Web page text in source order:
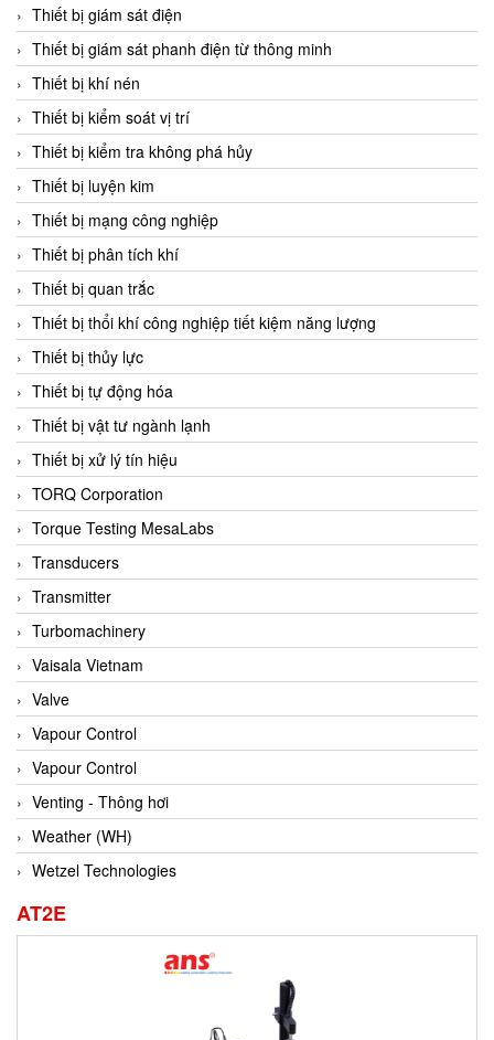
Chromalox
ChuanYi
CIC
Clage
Clake Fololo
Clark Cooper
CMC Ventilazione
Coax Valves Inc
Codel
Cofimco
Coltraco
Comat Releco
Comax
COMETECH VietNam
COMFILE Technology
Conch
Conductix/ WAMPFLER
Contrec
Contrinex
Control Solution Minesota
Copeland
Cortem
Cosa Xentaur
Cosil
Coulton
Crouzet
Crowcon
Crutec Dust Zero Vietnam
Thiết bị giám sát điện
Thiết bị giám sát phanh điện từ thông minh
Thiết bị khí nén
Thiết bị kiểm soát vị trí
Thiết bị kiểm tra không phá hủy
Thiết bị luyện kim
Thiết bị mạng công nghiệp
Thiết bị phân tích khí
Thiết bị quan trắc
Thiết bị thổi khí công nghiệp tiết kiệm năng lượng
Thiết bị thủy lực
Thiết bị tự động hóa
Thiết bị vật tư ngành lạnh
Thiết bị xử lý tín hiệu
TORQ Corporation
Torque Testing MesaLabs
Transducers
Transmitter
Turbomachinery
Vaisala Vietnam
Valve
Vapour Control
Vapour Control
Venting - Thông hơi
Weather (WH)
Wetzel Technologies
AT2E